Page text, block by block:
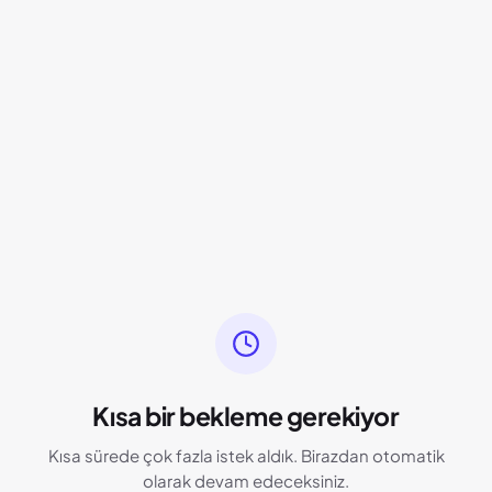
Kısa bir bekleme gerekiyor
Kısa sürede çok fazla istek aldık. Birazdan otomatik
olarak devam edeceksiniz.